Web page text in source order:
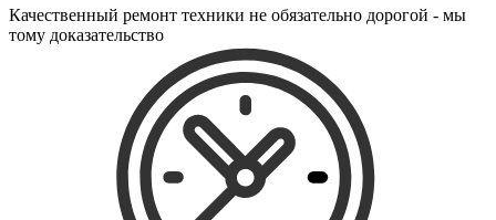
эпиляторов
факса
фальцовщиков
фанкойлов
фаршемешалок
фекальных насосов
фенов
фенов настенных
фен-щеток
ферментаторов
финишер-брошюровщиков
Качественный ремонт техники не обязательно дорогой - мы
тому доказательство